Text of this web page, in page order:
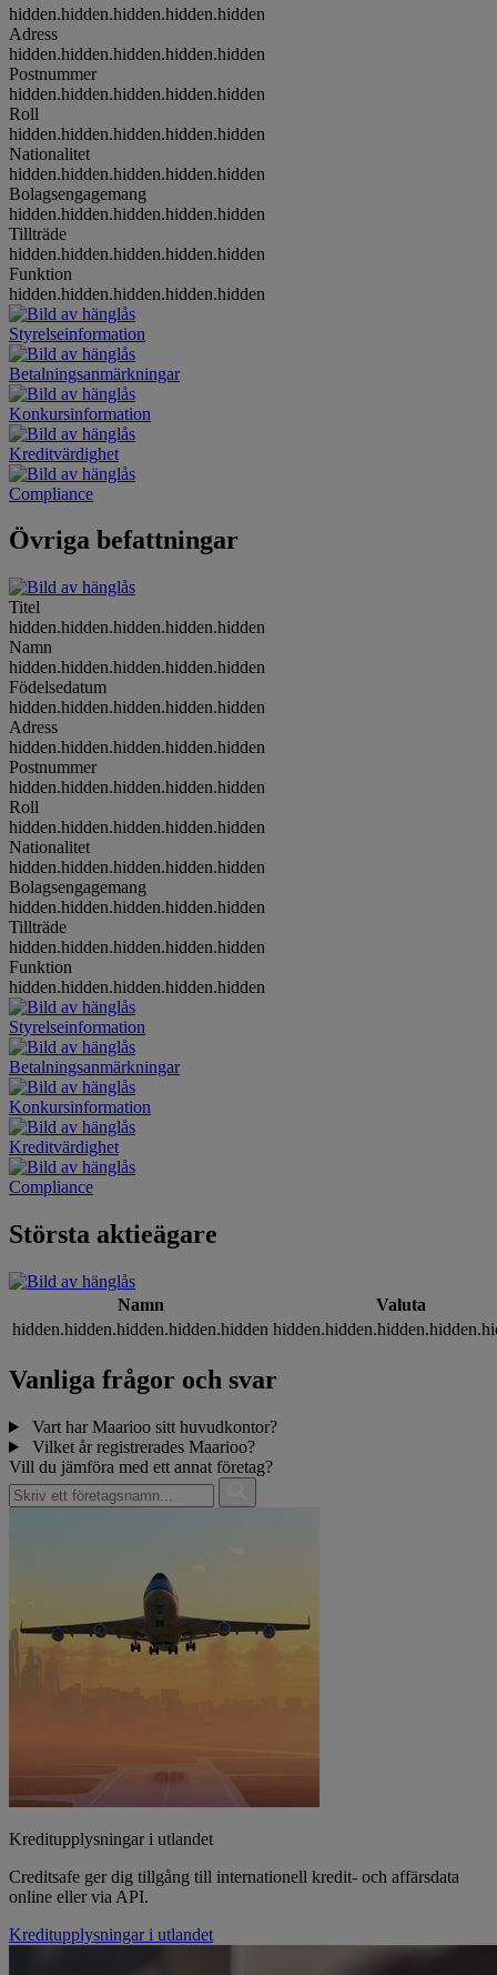
hidden.hidden.hidden.hidden.hidden
Adress
hidden.hidden.hidden.hidden.hidden
Postnummer
hidden.hidden.hidden.hidden.hidden
Roll
hidden.hidden.hidden.hidden.hidden
Nationalitet
hidden.hidden.hidden.hidden.hidden
Bolagsengagemang
hidden.hidden.hidden.hidden.hidden
Tillträde
hidden.hidden.hidden.hidden.hidden
Funktion
hidden.hidden.hidden.hidden.hidden
Styrelseinformation
Betalningsanmärkningar
Konkursinformation
Kreditvärdighet
Compliance
Övriga befattningar
Titel
hidden.hidden.hidden.hidden.hidden
Namn
hidden.hidden.hidden.hidden.hidden
Födelsedatum
hidden.hidden.hidden.hidden.hidden
Adress
hidden.hidden.hidden.hidden.hidden
Postnummer
hidden.hidden.hidden.hidden.hidden
Roll
hidden.hidden.hidden.hidden.hidden
Nationalitet
hidden.hidden.hidden.hidden.hidden
Bolagsengagemang
hidden.hidden.hidden.hidden.hidden
Tillträde
hidden.hidden.hidden.hidden.hidden
Funktion
hidden.hidden.hidden.hidden.hidden
Styrelseinformation
Betalningsanmärkningar
Konkursinformation
Kreditvärdighet
Compliance
Största aktieägare
Namn
Valuta
hidden.hidden.hidden.hidden.hidden
Vanliga frågor och svar
Vart har Maarioo sitt huvudkontor?
Vilket år registrerades Maarioo?
Vill du jämföra med ett annat företag?
Kreditupplysningar i utlandet
Creditsafe ger dig tillgång till internationell kredit- och affärsdata
online eller via API.
Kreditupplysningar i utlandet